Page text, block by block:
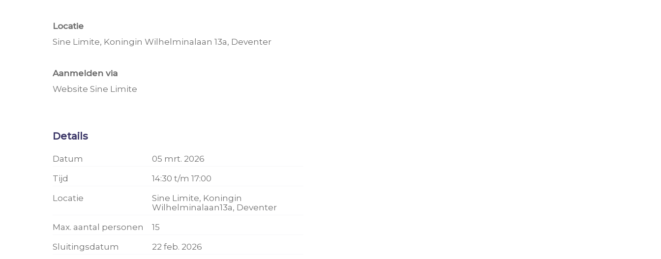
Locatie
Sine Limite, Koningin Wilhelminalaan 13a, Deventer
Aanmelden via
Website Sine Limite
Details
Datum
05 mrt. 2026
Tijd
14:30 t/m 17:00
Locatie
Sine Limite, Koningin
Wilhelminalaan13a, Deventer
Max. aantal personen
15
Sluitingsdatum
22 feb. 2026